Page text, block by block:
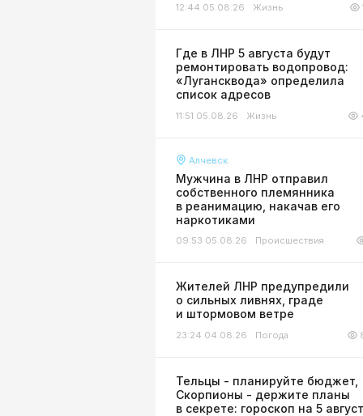
12:44 05.08.26 Жизнь
Где в ЛНР 5 августа будут
ремонтировать водопровод:
«Лугансквода» определила
список адресов
11:51 05.08.26 Жизнь
Алчевск
Мужчина в ЛНР отправил
собственного племянника
в реанимацию, накачав его
наркотиками
09:53 05.08.26 Происшествия
Жителей ЛНР предупредили
о сильных ливнях, граде
и штормовом ветре
23:24 04.08.26 Погода
Тельцы - планируйте бюджет,
Скорпионы - держите планы
в секрете: гороскоп на 5